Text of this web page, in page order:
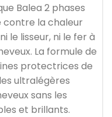
Balea 2 phases
la chaleur
le lisseur, ni le fer à
La formule de
protectrices de
ultralégères
sans les
et brillants.